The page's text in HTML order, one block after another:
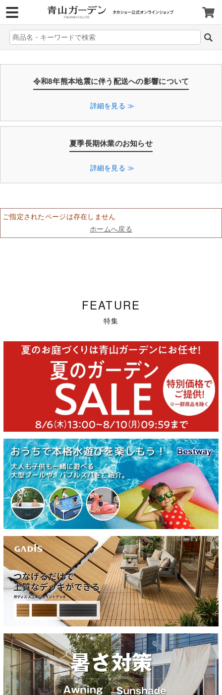
令和8年熊本地震に伴う配送への影響について
詳細を見る ≫
夏季長期休業のお知らせ
詳細を見る ≫
ご指定されたページは存在しません
ホームへ戻る
FEATURE
特集